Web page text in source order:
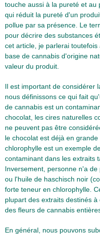
touche aussi à la pureté et au
qui réduit la pureté d'un
pollue par sa présence. Le
pour décrire des substances
cet article, je parlerai
base de cannabis d'origine
valeur du produit.
Il est important de considérer
nous définissons ce qui fait
de cannabis est un
chocolat, les cires naturelles
ne peuvent pas être
le chocolat est déjà en
chlorophylle est un exemple
contaminant dans les extraits
Inversement, personne n'a
ou l'huile de haschisch noir
forte teneur en chlorophylle.
plupart des extraits destinés
des fleurs de cannabis
En général, nous pouvons